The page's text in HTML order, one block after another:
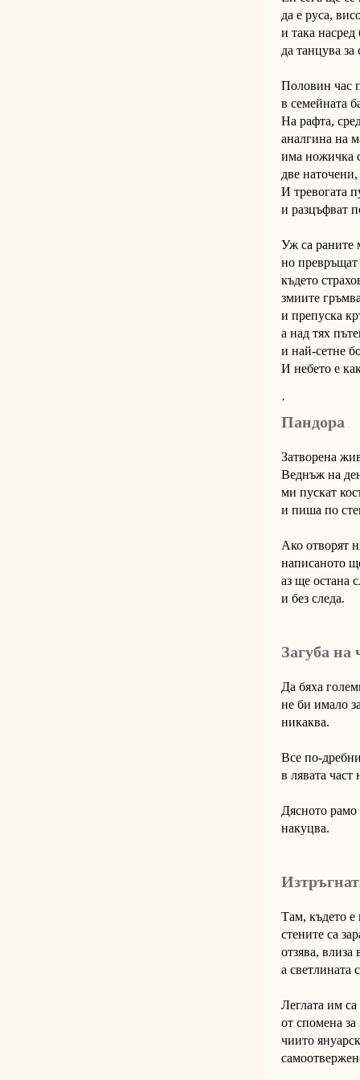
да е руса,
и така насред
да танцува
Половин час
в семейната
На рафта,
аналгина на
има ножичка
две
И тревогата
и разцъфват
Уж са раните
но превръщат
където
змиите
и препуска
а над тях
и най-сетне
И небето е
΄
Пандора
Затворена
Веднъж на
ми пускат
и пиша по
Ако отворят
написаното
аз ще остана
и без следа.
Загуба на
Да бяха
не би имало
никаква.
Все по-
в лявата част
Дясното рамо
накуцва.
Там, където
стените са
отзява, влиза
а светлината
Леглата им
от спомена
чиито